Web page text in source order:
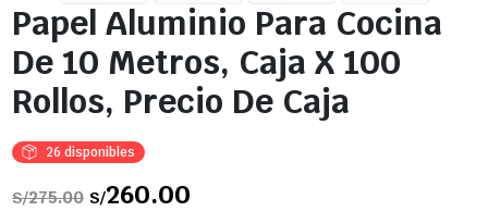
Papel Aluminio Para Cocina
De 10 Metros, Caja X 100
Rollos, Precio De Caja
26 disponibles
S/275.00 El
precio
S/260.00El
precio